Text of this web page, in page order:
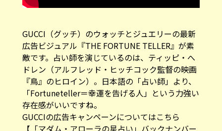
GUCCI（グッチ）のウォッチとジュエリーの最新
広告ビジュアル『THE FORTUNE TELLER』が素
敵です。占い師を演じているのは、ティッピ・へ
ドレン（アルフレッド・ヒッチコック監督の映画
『鳥』のヒロイン）。日本語の「占い師」より、
「Fortuneteller＝幸運を告げる人」という力強い
存在感がいいですね。
GUCCIの広告キャンペーンについてはこちら
【「マダム・アローラの星占い」バックナンバー